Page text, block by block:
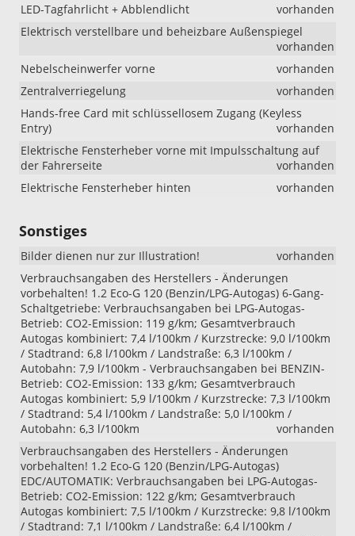
LED-Tagfahrlicht + Abblendlicht
vorhanden
Elektrisch verstellbare und beheizbare Außenspiegel
vorhanden
Nebelscheinwerfer vorne
vorhanden
Zentralverriegelung
vorhanden
Hands-free Card mit schlüssellosem Zugang (Keyless
Entry)
vorhanden
Elektrische Fensterheber vorne mit Impulsschaltung auf
der Fahrerseite
vorhanden
Elektrische Fensterheber hinten
vorhanden
Sonstiges
Bilder dienen nur zur Illustration!
vorhanden
Verbrauchsangaben des Herstellers - Änderungen
vorbehalten! 1.2 Eco-G 120 (Benzin/LPG-Autogas) 6-Gang-
Schaltgetriebe: Verbrauchsangaben bei LPG-Autogas-
Betrieb: CO2-Emission: 119 g/km; Gesamtverbrauch
Autogas kombiniert: 7,4 l/100km / Kurzstrecke: 9,0 l/100km
/ Stadtrand: 6,8 l/100km / Landstraße: 6,3 l/100km /
Autobahn: 7,9 l/100km - Verbrauchsangaben bei BENZIN-
Betrieb: CO2-Emission: 133 g/km; Gesamtverbrauch
Autogas kombiniert: 5,9 l/100km / Kurzstrecke: 7,3 l/100km
/ Stadtrand: 5,4 l/100km / Landstraße: 5,0 l/100km /
Autobahn: 6,3 l/100km
vorhanden
Verbrauchsangaben des Herstellers - Änderungen
vorbehalten! 1.2 Eco-G 120 (Benzin/LPG-Autogas)
EDC/AUTOMATIK: Verbrauchsangaben bei LPG-Autogas-
Betrieb: CO2-Emission: 122 g/km; Gesamtverbrauch
Autogas kombiniert: 7,5 l/100km / Kurzstrecke: 9,8 l/100km
/ Stadtrand: 7,1 l/100km / Landstraße: 6,4 l/100km /